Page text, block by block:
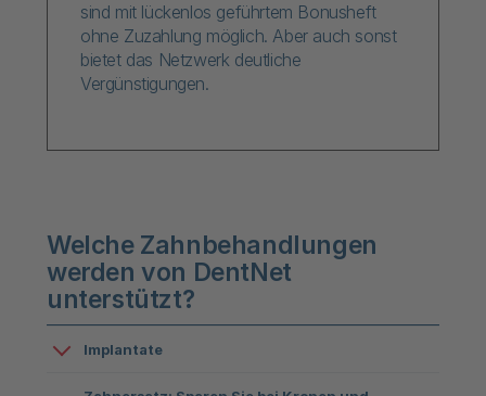
sind mit lückenlos geführtem Bonusheft
ohne Zuzahlung möglich. Aber auch sonst
bietet das Netzwerk deutliche
Vergünstigungen.
Welche Zahnbehandlungen
werden von DentNet
unterstützt?
Implantate